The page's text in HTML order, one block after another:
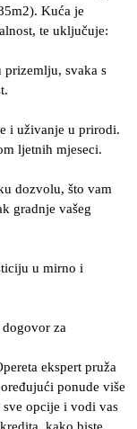
Kuća je
te uključuje:
prizemlju, svaka s
i uživanje u prirodi.
ljetnih mjeseci.
dozvolu, što vam
gradnje vašeg
u mirno i
za
ekspert pruža
ponude više
sve opcije i vodi vas